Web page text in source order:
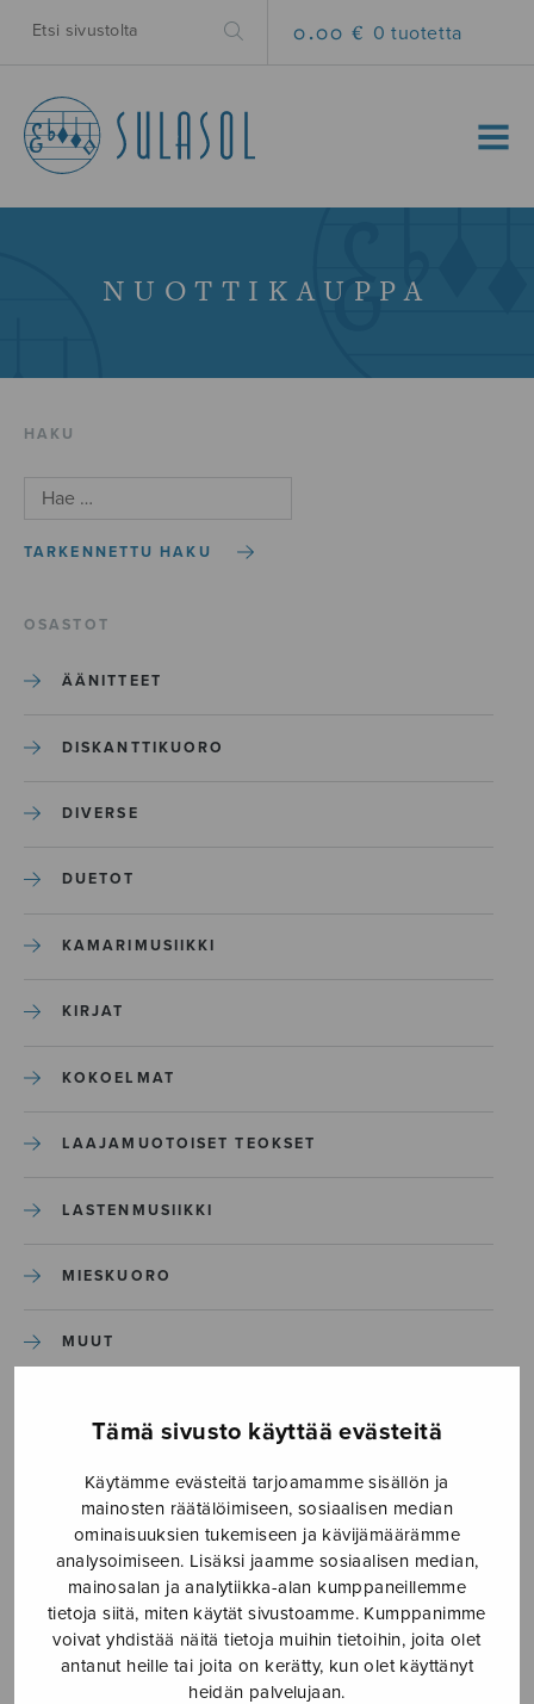
Tämä sivusto käyttää evästeitä
Käytämme evästeitä tarjoamamme sisällön ja
mainosten räätälöimiseen, sosiaalisen median
ominaisuuksien tukemiseen ja kävijämäärämme
analysoimiseen. Lisäksi jaamme sosiaalisen median,
mainosalan ja analytiikka-alan kumppaneillemme
tietoja siitä, miten käytät sivustoamme. Kumppanimme
voivat yhdistää näitä tietoja muihin tietoihin, joita olet
antanut heille tai joita on kerätty, kun olet käyttänyt
heidän palvelujaan.
0.00 € 0 tuotetta
MENU
NUOTTIKAUPPA
HAKU
TARKENNETTU HAKU
OSASTOT
ÄÄNITTEET
DISKANTTIKUORO
DIVERSE
DUETOT
KAMARIMUSIIKKI
KIRJAT
KOKOELMAT
LAAJAMUOTOISET TEOKSET
LASTENMUSIIKKI
MIESKUORO
MUUT
SEKAKUORO
SOITINKOULUT JA OPPAAT
SOITINMUSIIKKI
YKSINLAULU